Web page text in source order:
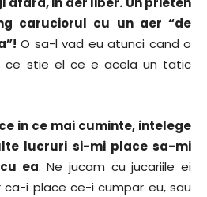
caruciorul cu un aer “de
O sa-l vad eu atunci cand o
ce stie el ce e acela un tatic
in ce mai cuminte, intelege
lucruri si-mi place sa-mi
ea. Ne jucam cu jucariile ei
i place ce-i cumpar eu, sau